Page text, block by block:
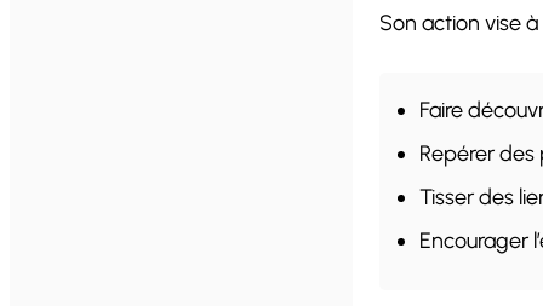
Son action vise à
Faire
Repérer
Tisser des
Encourager